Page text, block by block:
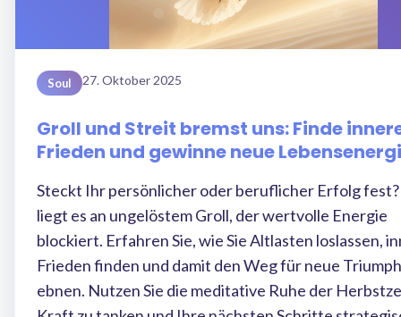
Soul 27. Oktober 2025
Groll und Streit bremst uns: Finde
Frieden und gewinne neue
Steckt Ihr persönlicher oder beruflicher Erfolg
liegt es an ungelöstem Groll, der wertvolle Energie
blockiert. Erfahren Sie, wie Sie Altlasten loslassen,
Frieden finden und damit den Weg für neue
ebnen. Nutzen Sie die meditative Ruhe der